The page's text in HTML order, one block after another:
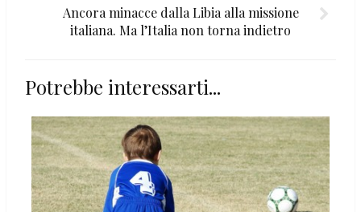
Ancora minacce dalla Libia alla missione
italiana. Ma l’Italia non torna indietro
Potrebbe interessarti...